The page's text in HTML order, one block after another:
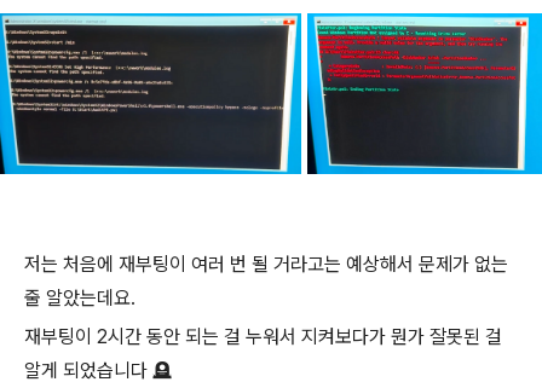
저는 처음에 재부팅이 여러 번 될 거라고는 예상해서 문제가 없는
줄 알았는데요.
재부팅이 2시간 동안 되는 걸 누워서 지켜보다가 뭔가 잘못된 걸
알게 되었습니다 🪦